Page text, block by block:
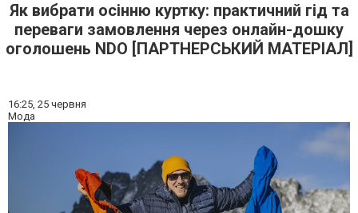
Як вибрати осінню куртку: практичний гід та
переваги замовлення через онлайн-дошку
оголошень NDO [ПАРТНЕРСЬКИЙ МАТЕРІАЛ]
16:25, 25 червня
Мода